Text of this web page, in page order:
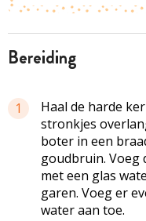
bereiding
1
Haal de harde
stronkjes
boter in een
goudbruin.
met een glas
garen. Voeg er
water aan toe.